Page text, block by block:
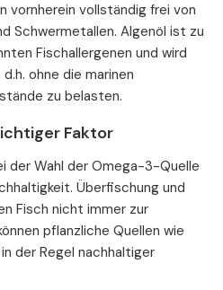
vornherein vollständig frei von
Schwermetallen. Algenöl ist zu
Fischallergenen und wird
ohne die marinen
zu belasten.
Faktor
der Wahl der Omega-3-Quelle
Überfischung und
Fisch nicht immer zur
pflanzliche Quellen wie
der Regel nachhaltiger